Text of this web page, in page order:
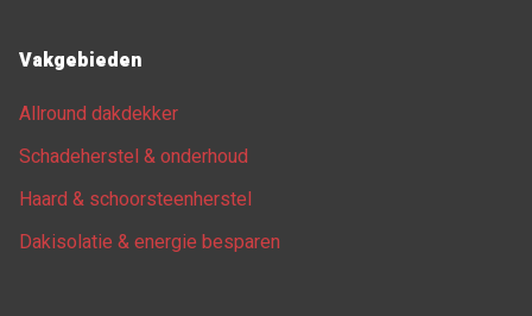
Vakgebieden
Allround dakdekker
Schadeherstel & onderhoud
Haard & schoorsteenherstel
Dakisolatie & energie besparen